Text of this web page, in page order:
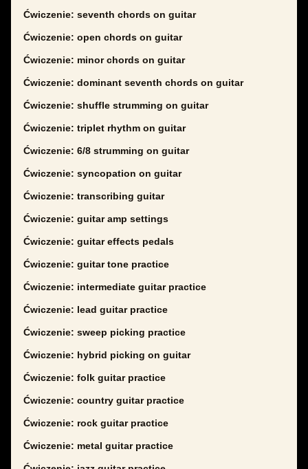
Ćwiczenie: seventh chords on guitar
Ćwiczenie: open chords on guitar
Ćwiczenie: minor chords on guitar
Ćwiczenie: dominant seventh chords on guitar
Ćwiczenie: shuffle strumming on guitar
Ćwiczenie: triplet rhythm on guitar
Ćwiczenie: 6/8 strumming on guitar
Ćwiczenie: syncopation on guitar
Ćwiczenie: transcribing guitar
Ćwiczenie: guitar amp settings
Ćwiczenie: guitar effects pedals
Ćwiczenie: guitar tone practice
Ćwiczenie: intermediate guitar practice
Ćwiczenie: lead guitar practice
Ćwiczenie: sweep picking practice
Ćwiczenie: hybrid picking on guitar
Ćwiczenie: folk guitar practice
Ćwiczenie: country guitar practice
Ćwiczenie: rock guitar practice
Ćwiczenie: metal guitar practice